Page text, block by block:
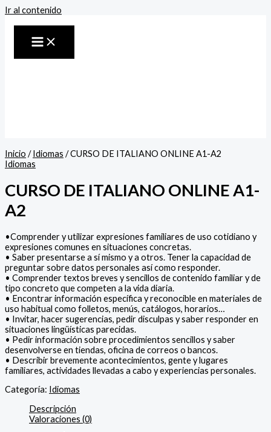
Ir al contenido
Inicio /Idiomas / CURSO DE ITALIANO ONLINE A1-A2
Idiomas
CURSO DE ITALIANO ONLINE A1-
A2
•Comprender y utilizar expresiones familiares de uso cotidiano y
expresiones comunes en situaciones concretas.
• Saber presentarse a sí mismo y a otros. Tener la capacidad de
preguntar sobre datos personales así como responder.
• Comprender textos breves y sencillos de contenido familiar y de
tipo concreto que competen a la vida diaria.
• Encontrar información específica y reconocible en materiales de
uso habitual como folletos, menús, catálogos, horarios…
• Invitar, hacer sugerencias, pedir disculpas y saber responder en
situaciones lingüísticas parecidas.
• Pedir información sobre procedimientos sencillos y saber
desenvolverse en tiendas, oficina de correos o bancos.
• Describir brevemente acontecimientos, gente y lugares
familiares, actividades llevadas a cabo y experiencias personales.
Categoría: Idiomas
Descripción
Valoraciones (0)